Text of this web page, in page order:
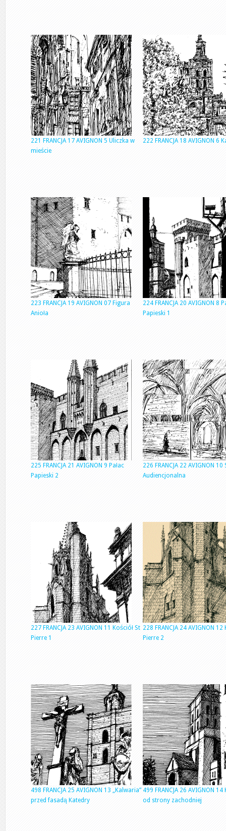
221 FRANCJA 17 AVIGNON 5 Uliczka w
mieście
222 FRANCJA 18 AVIGNON 6
223 FRANCJA 19 AVIGNON 07 Figura
Anioła
224 FRANCJA 20 AVIGNON 8
Papieski 1
225 FRANCJA 21 AVIGNON 9 Pałac
Papieski 2
226 FRANCJA 22 AVIGNON 10
Audiencjonalna
227 FRANCJA 23 AVIGNON 11 Kościół St
Pierre 1
228 FRANCJA 24 AVIGNON 12
Pierre 2
498 FRANCJA 25 AVIGNON 13 „Kalwaria”
przed fasadą Katedry
499 FRANCJA 26 AVIGNON
od strony zachodniej